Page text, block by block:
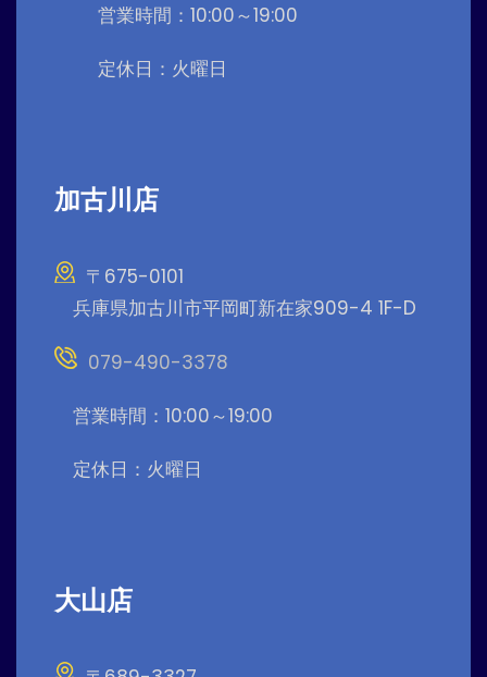
営業時間：10:00～19:00
定休日：火曜日
加古川店
〒675-0101
兵庫県加古川市平岡町新在家909-4 1F-D
079-490-3378
営業時間：10:00～19:00
定休日：火曜日
大山店